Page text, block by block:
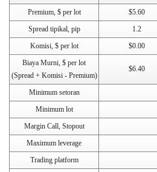
Premium, $ per lot
$5.60
Spread tipikal, pip
1.2
Komisi, $ per lot
$0.00
Biaya Murni, $ per lot
(Spread + Komisi - Premium)
$6.40
Minimum setoran
Minimum lot
Margin Call, Stopout
Maximum leverage
Trading platform